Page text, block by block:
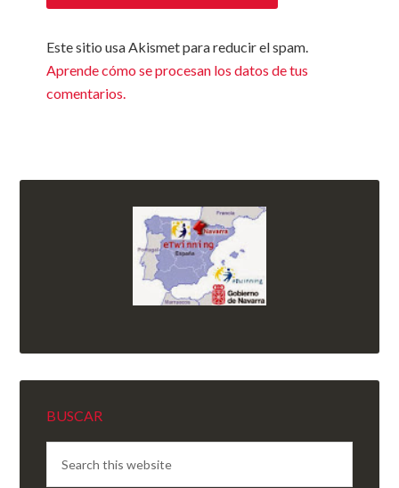
Este sitio usa Akismet para reducir el spam.
Aprende cómo se procesan los datos de tus
comentarios.
BUSCAR